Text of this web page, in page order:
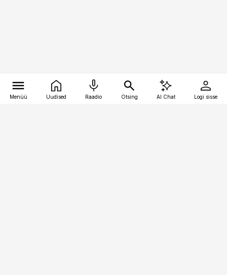
Menüü Uudised Raadio Otsing AI Chat Logi sisse